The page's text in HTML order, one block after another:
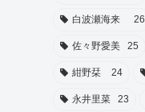
白波瀬海来 26
佐々野愛美 25
紺野栞 24
永井里菜 23